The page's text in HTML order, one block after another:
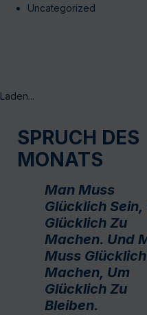
Uncategorized
Laden...
SPRUCH DES
MONATS
Man Muss
Glücklich Sein,
Glücklich Zu
Machen. Und
Muss Glücklich
Machen, Um
Glücklich Zu
Bleiben.